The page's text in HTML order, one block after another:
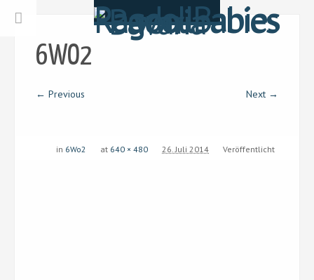
6WO2
← Previous Next →
Veröffentlicht
26. Juli 2014
at 640 × 480
in 6Wo2